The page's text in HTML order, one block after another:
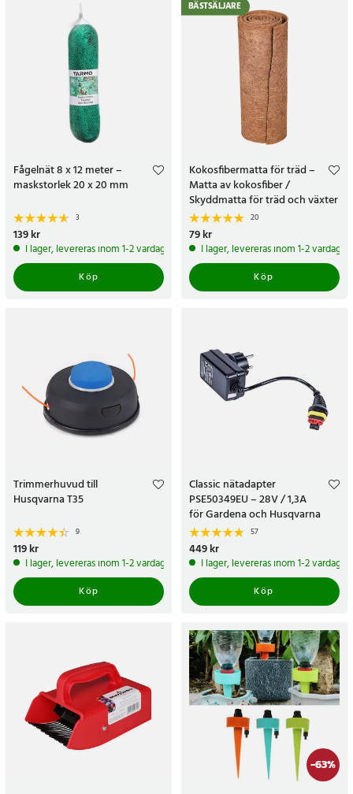
Fågelnät 8 x 12 meter –
maskstorlek 20 x 20 mm
3
Pris:139 kr
139 kr
I lager, levereras inom 1-2 vardagar
Köp
BÄSTSÄLJARE
Kokosfibermatta för träd –
Matta av kokosfiber /
Skyddmatta för träd och växter
20
Pris:
79 kr
I lager, levereras inom 1-2 vardagar
Köp
Trimmerhuvud till
Husqvarna T35
9
Pris:119 kr
119 kr
I lager, levereras inom 1-2 vardagar
Köp
Classic nätadapter
PSE50349EU – 28V / 1,3A
för Gardena och Husqvarna
robotgräsklippare
57
Pris:449 kr
449 kr
I lager, levereras inom 1-2 vardagar
Köp
-63%